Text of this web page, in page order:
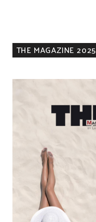
THE MAGAZINE 2025